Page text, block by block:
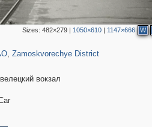
Sizes:482×279 | 1050×610 | 1147×666 W
, Zamoskvorechye District
вокзал